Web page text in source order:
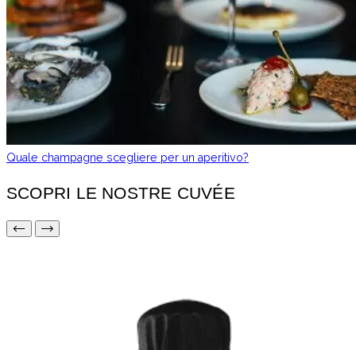
Quale champagne scegliere per un aperitivo?
SCOPRI LE NOSTRE CUVÉE